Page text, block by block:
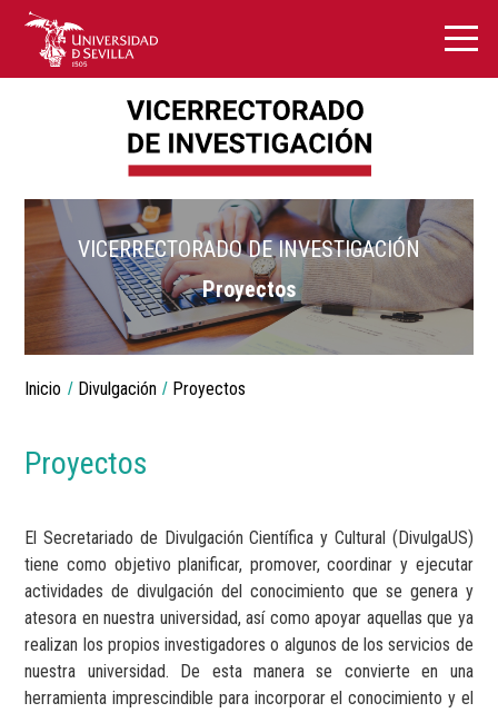
VICERRECTORADO DE INVESTIGACIÓN
Proyectos
Breadcrumbs
You
Inicio Divulgación Proyectos
Proyectos
El Secretariado de Divulgación Científica y Cultural (DivulgaUS)
tiene como objetivo planificar, promover, coordinar y ejecutar
actividades de divulgación del conocimiento que se genera y
atesora en nuestra universidad, así como apoyar aquellas que ya
realizan los propios investigadores o algunos de los servicios de
nuestra universidad. De esta manera se convierte en una
herramienta imprescindible para incorporar el conocimiento y el